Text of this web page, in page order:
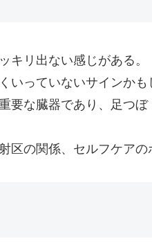
キリ出ない感じがある。
いっていないサインかも
要な臓器であり、足つ
区の関係、セルフケアの